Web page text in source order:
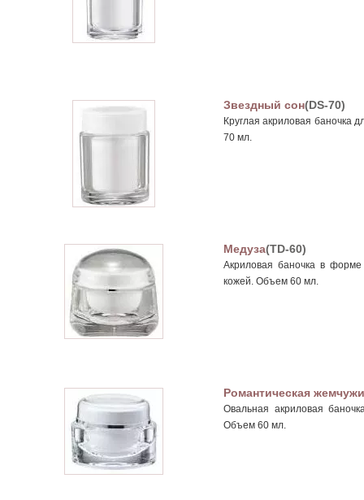
Звездный сон(DS-70)
Круглая акриловая баночка
70 мл.
Медуза(TD-60)
Акриловая баночка в
кожей. Объем 60 мл.
Романтическая
Овальная акриловая
Объем 60 мл.